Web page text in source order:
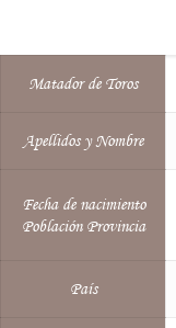
Matador de Toros
Apellidos y Nombre
Fecha de nacimiento
Población Provincia
País